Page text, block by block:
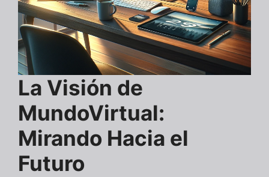
La Visión de
MundoVirtual:
Mirando Hacia el
Futuro